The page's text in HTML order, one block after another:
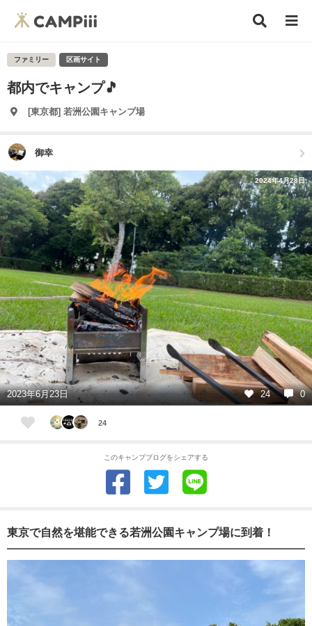
ファミリー 区画サイト
都内でキャンプ🎵
[東京都] 若洲公園キャンプ場
御幸
2024年4月28日
2023年6月23日 24 0
24
このキャンプブログをシェアする
東京で自然を堪能できる若洲公園キャンプ場に到着！